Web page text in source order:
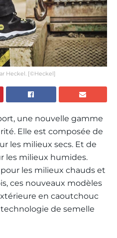
Heckel. [©Heckel]
une nouvelle gamme
Elle est composée de
les milieux secs. Et de
les milieux humides.
les milieux chauds et
ces nouveaux modèles
en caoutchouc
de semelle